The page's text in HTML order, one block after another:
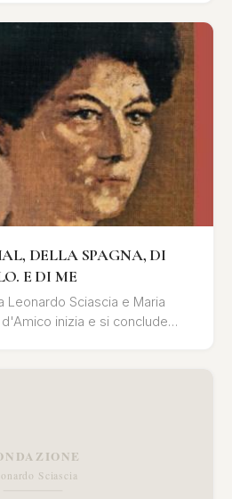
DELLA SPAGNA, DI
E DI ME
Leonardo Sciascia e Maria
inizia e si conclude